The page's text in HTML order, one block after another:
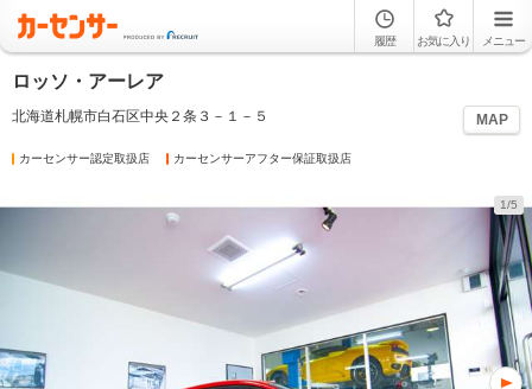
履歴 お気に入り メニュー
ロッソ・アーレア
北海道札幌市白石区中央２条３－１－５ MAP
カーセンサー認定取扱店 カーセンサーアフター保証取扱店
1/5